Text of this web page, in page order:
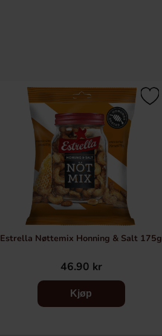
Estrella Nøttemix Honning & Salt 175g
46.90 kr
Kjøp